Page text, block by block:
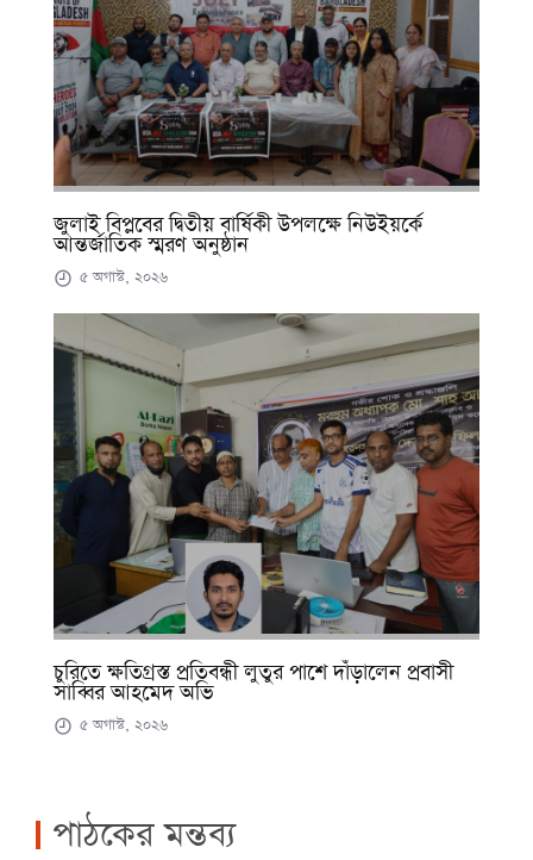
জুলাই বিপ্লবের দ্বিতীয় বার্ষিকী উপলক্ষে নিউইয়র্কে
আন্তর্জাতিক স্মরণ অনুষ্ঠান
৫ অগাস্ট, ২০২৬
চুরিতে ক্ষতিগ্রস্ত প্রতিবন্ধী লুতুর পাশে দাঁড়ালেন প্রবাসী
সাব্বির আহমেদ অভি
৫ অগাস্ট, ২০২৬
পাঠকের মন্তব্য